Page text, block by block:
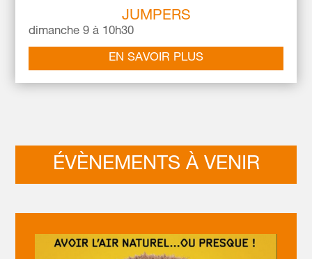
JUMPERS
dimanche 9 à 10h30
EN SAVOIR PLUS
ÉVÈNEMENTS À VENIR